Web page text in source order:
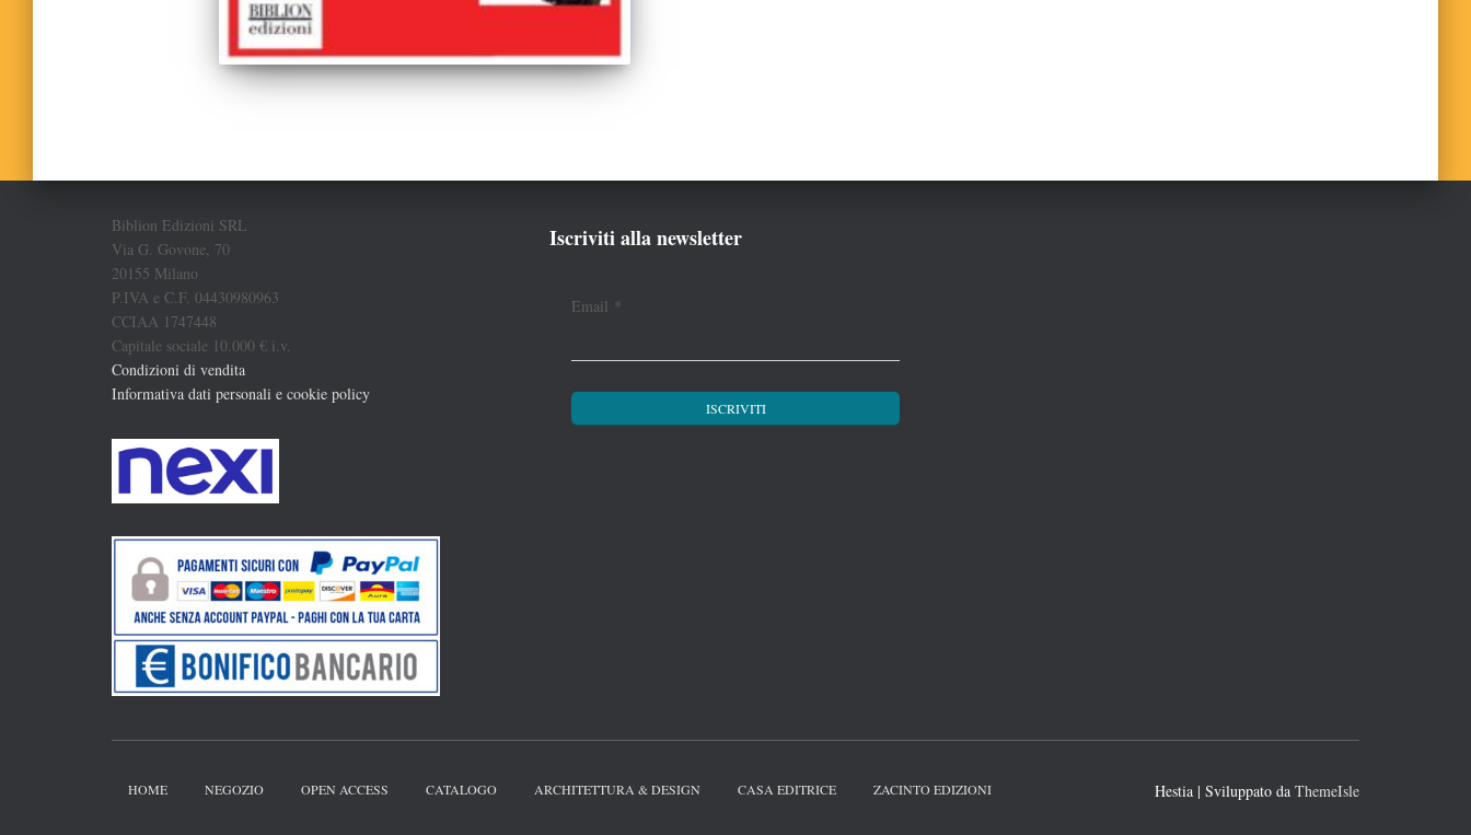
Biblion Edizioni SRL
Via G. Govone, 70
20155 Milano
P.IVA e C.F. 04430980963
CCIAA 1747448
Capitale sociale 10.000 € i.v.
Condizioni di vendita
Informativa dati personali e cookie policy
Iscriviti alla newsletter
Email *
HOME NEGOZIO OPEN ACCESS CATALOGO ARCHITETTURA & DESIGN CASA EDITRICE ZACINTO EDIZIONI Hestia | Sviluppato da ThemeIsle